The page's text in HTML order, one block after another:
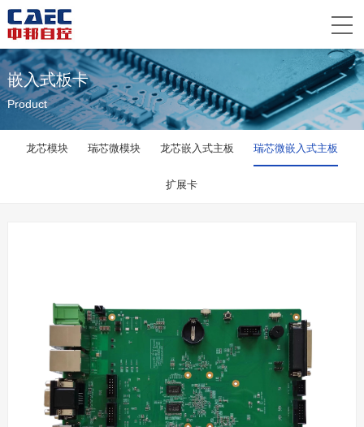
嵌入式板卡
Product
龙芯模块 瑞芯微模块 龙芯嵌入式主板 瑞芯微嵌入式主板
扩展卡